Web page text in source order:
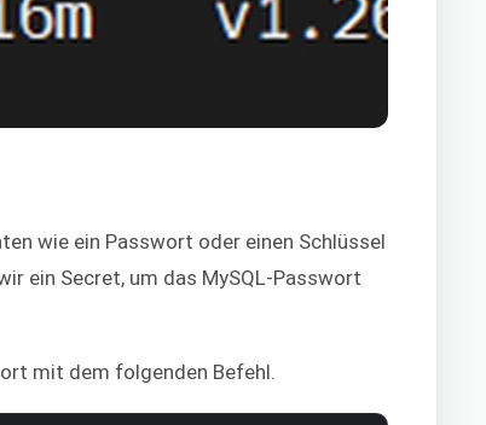
wie ein Passwort oder einen Schlüssel
ein Secret, um das MySQL-Passwort
mit dem folgenden Befehl.